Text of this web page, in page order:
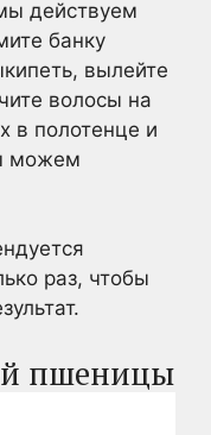
действуем
банку
вылейте
волосы на
в полотенце и
можем
раз, чтобы
пшеницы